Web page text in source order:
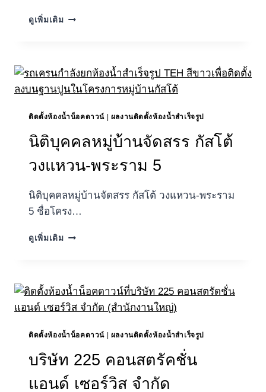
ดูเพิ่มเติมบริษัท
ไอ
เดีย
จำกัด
ใหญ่)
ติดตั้งห้องน้ำน็อคดาวน์| ผลงานติดตั้งห้องน้ำสำเร็จรูป
นิติบุคคลหมู่บ้านจัดสรร กัสโต้
วงแหวน-พระราม 5
นิติบุคคลหมู่บ้านจัดสรร กัสโต้ วงแหวน-พระราม
5 ชื่อโครง…
ดูเพิ่มเติมนิติบุคคล
โต้
วงแหวน-
พระราม
ติดตั้งห้องน้ำน็อคดาวน์| ผลงานติดตั้งห้องน้ำสำเร็จรูป
บริษัท 225 คอนสตรัคชั่น
แอนด์ เซอร์วิส จำกัด